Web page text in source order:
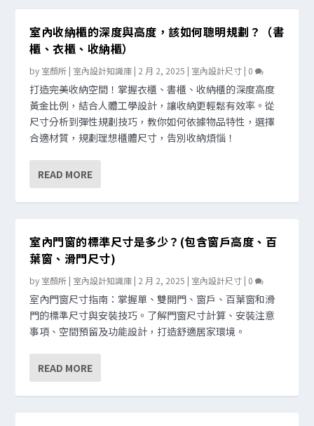
室內收納櫃的深度與高度，該如何聰明規劃？（書
櫃、衣櫃、收納櫃）
by 室顏所 | 室內設計知識庫 | 2 月 2, 2025 | 室內設計尺寸 | 0
打造完美收納空間！掌握衣櫃、書櫃、收納櫃的深度高度
黃金比例，結合人體工學設計，讓收納更輕鬆有效率。從
尺寸分析到彈性規劃技巧，教你如何依據物品特性，選擇
合適材質，規劃理想櫃體尺寸，告別收納煩惱！
READ MORE
室內門窗的標準尺寸是多少？(包含窗戶高度、百
葉窗、滑門尺寸)
by 室顏所 | 室內設計知識庫 | 2 月 2, 2025 | 室內設計尺寸 | 0
室內門窗尺寸指南：掌握單、雙開門、窗戶、百葉窗和滑
門的標準尺寸與安裝技巧。了解門窗尺寸計算、安裝注意
事項、空間預留及功能設計，打造舒適居家環境。
READ MORE